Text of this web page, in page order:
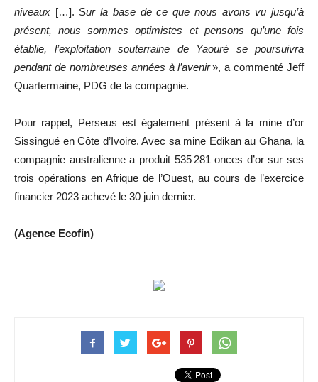
niveaux […]. Sur la base de ce que nous avons vu jusqu’à
présent, nous sommes optimistes et pensons qu’une fois
établie, l’exploitation souterraine de Yaouré se poursuivra
pendant de nombreuses années à l’avenir», a commenté Jeff
Quartermaine, PDG de la compagnie.
Pour rappel, Perseus est également présent à la mine d’or
Sissingué en Côte d’Ivoire. Avec sa mine Edikan au Ghana, la
compagnie australienne a produit 535 281 onces d’or sur ses
trois opérations en Afrique de l’Ouest, au cours de l’exercice
financier 2023 achevé le 30 juin dernier.
(Agence Ecofin)